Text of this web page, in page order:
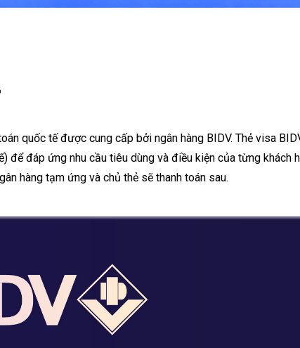
quốc tế được cung cấp bởi ngân hàng BIDV. Thẻ visa
để đáp ứng nhu cầu tiêu dùng và điều kiện của từng
hàng tạm ứng và chủ thẻ sẽ thanh toán sau.